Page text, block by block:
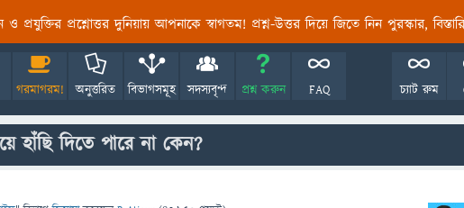
ও প্রযুক্তির প্রশ্নোত্তর দুনিয়ায় আপনাকে স্বাগতম! প্রশ্ন-উত্তর দিয়ে জিতে নিন পুরস্কার,
গরমাগরম! অনুত্তরিত বিভাগসমূহ সদস্যবৃন্দ প্রশ্ন করুন FAQ চ্যাট রুম
হাঁছি দিতে পারে না কেন?